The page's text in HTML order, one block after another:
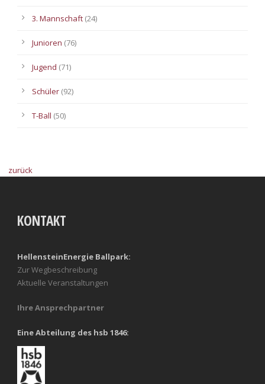
3. Mannschaft (24)
Junioren (76)
Jugend (71)
Schüler (92)
T-Ball (50)
zurück
KONTAKT
HellensteinEnergie Ballpark:
Zur Wegbeschreibung
Aktuelle Veranstaltungen
Ihre Ansprechpartner
Eine Abteilung des hsb 1846: